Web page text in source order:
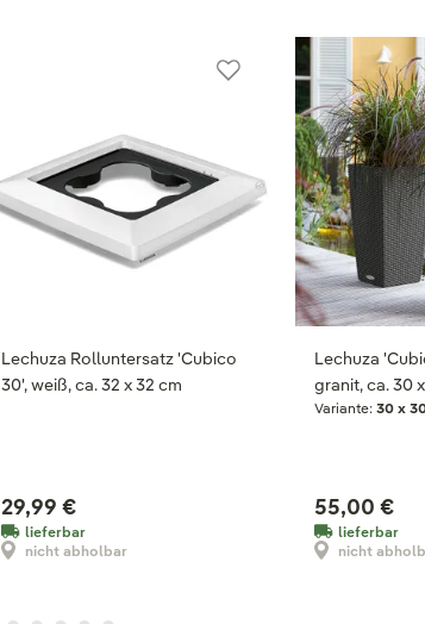
Lechuza Rolluntersatz 'Cubico
30', weiß, ca. 32 x 32 cm
29,99 €
lieferbar
nicht abholbar
Lechuza
granit, ca. 30
Variante:30 x
55,00 €
lieferbar
nicht